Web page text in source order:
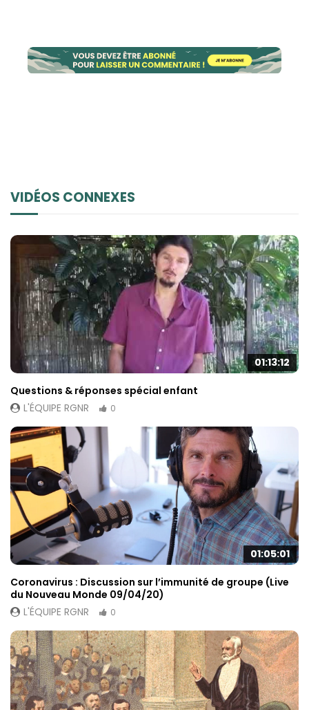
VIDÉOS CONNEXES
01:13:12
Questions & réponses spécial enfant
L'ÉQUIPE RGNR
0
01:05:01
Coronavirus : Discussion sur l’immunité de groupe (Live
du Nouveau Monde 09/04/20)
L'ÉQUIPE RGNR
0
Afin que notre
site Web
Marketing
En partageant
votre intérêt et
votre
comportement
lorsque vous
visitez notre
site, vous
augmentez les
chances de
offres
personnalisés.